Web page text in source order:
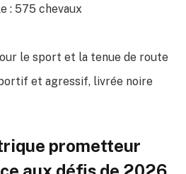
: 575 chevaux
le sport et la tenue de route
et agressif, livrée noire
prometteur